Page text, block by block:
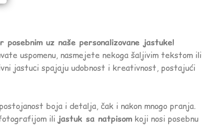
uz naše personalizovane jastuke!
uspomenu, nasmejete nekoga šaljivim tekstom ili
jastuci spajaju udobnost i kreativnost, postajući
boja i detalja, čak i nakon mnogo pranja.
ili jastuk sa natpisomkoji nosi posebnu